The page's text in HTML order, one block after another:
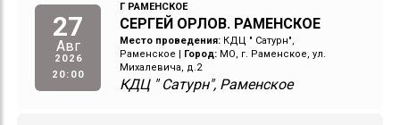
27
Авг
2026
20:00
Г РАМЕНСКОЕ
СЕРГЕЙ ОРЛОВ. РАМЕНСКОЕ
Место проведения: КДЦ " Сатурн",
Раменское
Город: МО, г. Раменское, ул.
Михалевича, д.2
КДЦ " Сатурн", Раменское